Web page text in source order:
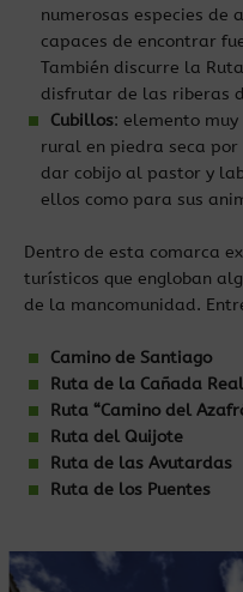
numerosas especies de
capaces de encontrar
También discurre la
disfrutar de las riberas
Cubillos: elemento
rural en piedra seca por
dar cobijo al pastor y
ellos como para sus
Dentro de esta comarca
turísticos que engloban
de la mancomunidad.
Camino de Santiago
Ruta de la Cañada Real
Ruta “Camino del
Ruta del Quijote
Ruta de las Avutardas
Ruta de los Puentes